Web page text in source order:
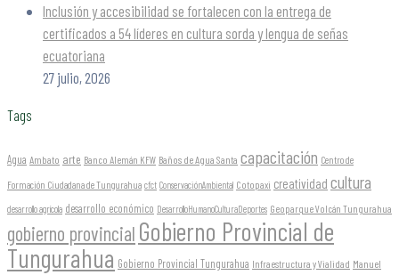
Inclusión y accesibilidad se fortalecen con la entrega de
certificados a 54 líderes en cultura sorda y lengua de señas
ecuatoriana
27 julio, 2026
Tags
Agua Ambato arte Banco Alemán KFW Baños de Agua Santa capacitación Centro de
Formación Ciudadana de Tungurahua cfct ConservaciónAmbiental Cotopaxi creatividad cultura
desarrollo agrícola desarrollo económico DesarrolloHumanoCulturaDeportes Geoparque Volcán Tungurahua
gobierno provincial Gobierno Provincial de
Tungurahua Gobierno Provincial Tungurahua Infraestructura y Vialidad Manuel